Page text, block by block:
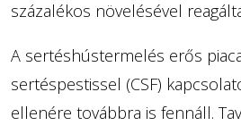
százalékos növelésével
A sertéshústermelés erős
sertéspestissel (CSF)
ellenére továbbra is fennáll.